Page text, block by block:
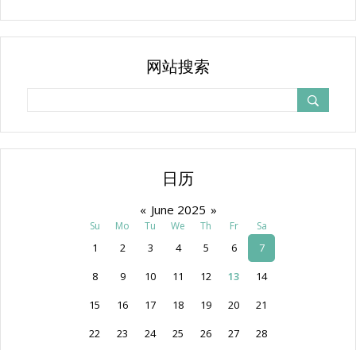
网站搜索
日历
« June 2025 »
Su Mo Tu We Th Fr Sa
1 2 3 4 5 6
7
8
9 10 11 12 13
14
15
16 17 18 19 20
21
22
23 24 25 26 27 28